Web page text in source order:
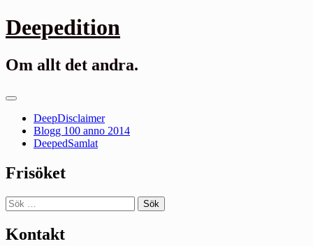
Gå
till
Deepedition
Om allt det andra.
Primär
DeepDisclaimer
Blogg 100 anno 2014
DeepedSamlat
Frisöket
Sök
efter:
Kontakt